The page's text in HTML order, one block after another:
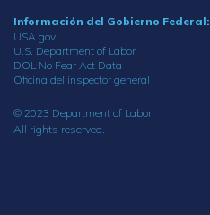
Información del Gobierno Federal:
USA.gov
U.S. Department of Labor
DOL No Fear Act Data
Oficina del inspector general
© 2023 Department of Labor.
All rights reserved.